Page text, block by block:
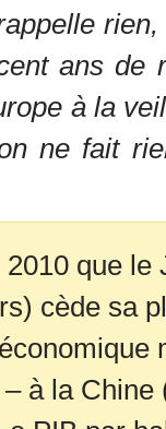
ans de
à la
ne fait
2010 que le
cède sa
à la Chine